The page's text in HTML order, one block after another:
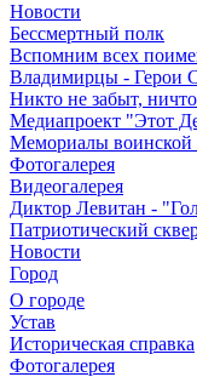
Новости
Бессмертный полк
Вспомним всех
Владимирцы - Герои
Никто не забыт,
Медиапроект "Этот
Мемориалы воинской
Фотогалерея
Видеогалерея
Диктор Левитан -
Патриотический
Новости
Город
О городе
Устав
Историческая справка
Фотогалерея